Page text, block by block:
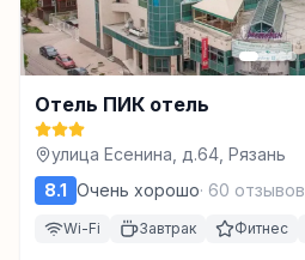
Отель ПИК отель
улица Есенина, д.64, Рязань
8.1 Очень хорошо· 60 отзывов
Wi-Fi Завтрак Фитнес